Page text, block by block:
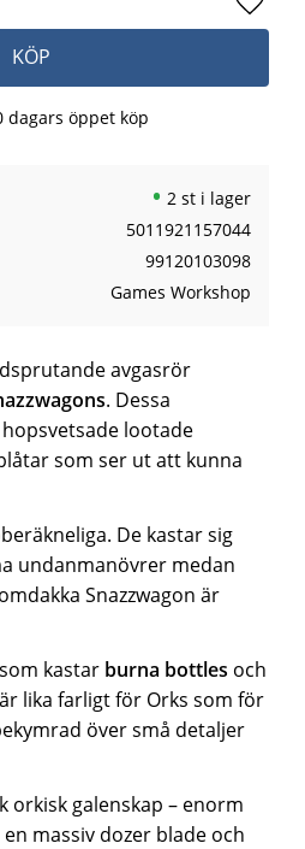
KÖP
Lägg
dagars öppet köp
2 st i lager
5011921157044
99120103098
Games Workshop
avgasrör
. Dessa
lootade
som ser ut att kunna
De kastar sig
undanmanövrer medan
Snazzwagon är
kastar burna bottles och
lika farligt för Orks som för
över små detaljer
orkisk galenskap – enorm
massiv dozer blade och